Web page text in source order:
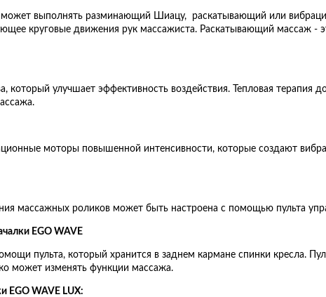
может выполнять разминающий Шиацу, раскатывающий или
круговые движения рук массажиста. Раскатывающий массаж -
улучшает эффективность воздействия. Тепловая терапия
моторы повышенной интенсивности, которые создают
массажных роликов может быть настроена с помощью пульта
EGO WAVE
пульта, который хранится в заднем кармане спинки кресла.
может изменять функции массажа.
EGO WAVE LUX: